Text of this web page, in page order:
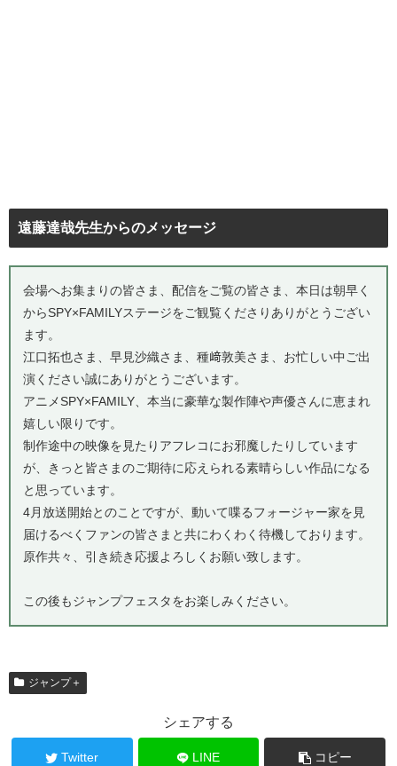
遠藤達哉先生からのメッセージ
会場へお集まりの皆さま、配信をご覧の皆さま、本日は朝早く
からSPY×FAMILYステージをご観覧くださりありがとうござい
ます。
江口拓也さま、早見沙織さま、種﨑敦美さま、お忙しい中ご出
演ください誠にありがとうございます。
アニメSPY×FAMILY、本当に豪華な製作陣や声優さんに恵まれ
嬉しい限りです。
制作途中の映像を見たりアフレコにお邪魔したりしています
が、きっと皆さまのご期待に応えられる素晴らしい作品になる
と思っています。
4月放送開始とのことですが、動いて喋るフォージャー家を見
届けるべくファンの皆さまと共にわくわく待機しております。
原作共々、引き続き応援よろしくお願い致します。
この後もジャンプフェスタをお楽しみください。
ジャンプ＋
シェアする
Twitter LINE コピー